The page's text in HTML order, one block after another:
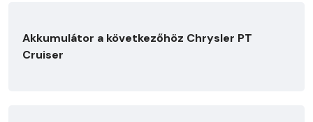
Akkumulátor a következőhöz Chrysler PT
Cruiser